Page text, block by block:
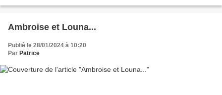
Ambroise et Louna...
Publié le 28/01/2024 à 10:20
Par Patrice